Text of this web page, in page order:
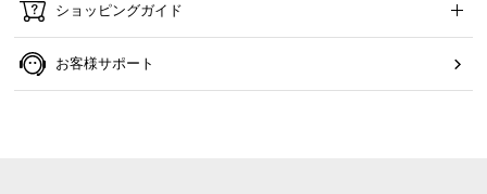
ショッピングガイド
お客様サポート